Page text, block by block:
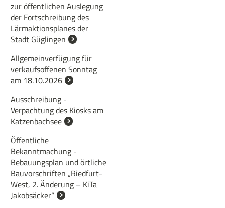
zur öffentlichen Auslegung
der Fortschreibung des
Lärmaktionsplanes der
Stadt Güglingen
Allgemeinverfügung für
verkaufsoffenen Sonntag
am 18.10.2026
Ausschreibung -
Verpachtung des Kiosks am
Katzenbachsee
Öffentliche
Bekanntmachung -
Bebauungsplan und örtliche
Bauvorschriften „Riedfurt-
West, 2. Änderung – KiTa
Jakobsäcker“